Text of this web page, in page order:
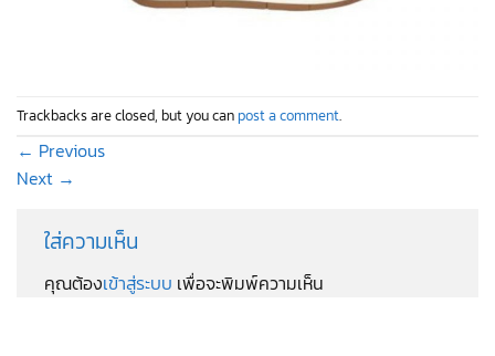
Trackbacks are closed, but you can post a comment.
← Previous
Next →
ใส่ความเห็น
คุณต้องเข้าสู่ระบบ เพื่อจะพิมพ์ความเห็น